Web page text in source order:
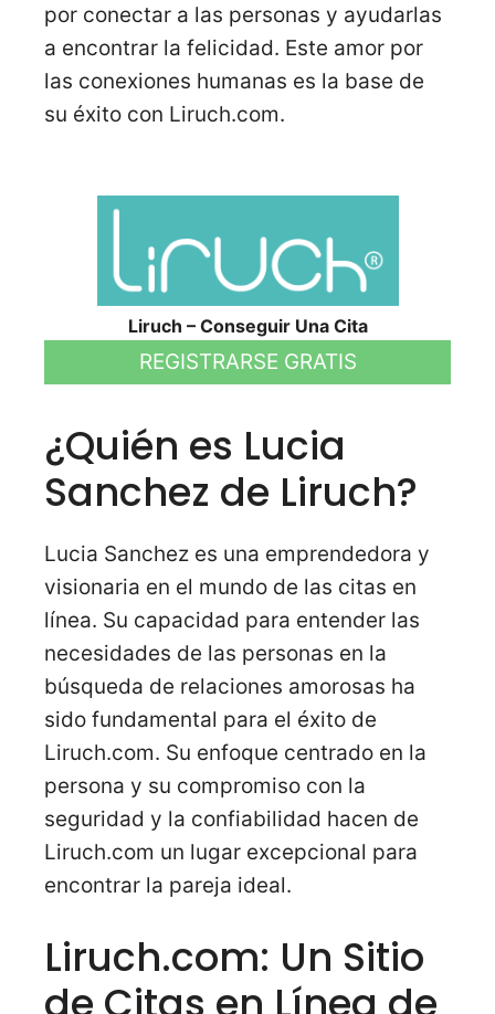
por conectar a las personas y ayudarlas
a encontrar la felicidad. Este amor por
las conexiones humanas es la base de
su éxito con Liruch.com.
Liruch – Conseguir Una Cita
REGISTRARSE GRATIS
¿Quién es Lucia
Sanchez de Liruch?
Lucia Sanchez es una emprendedora y
visionaria en el mundo de las citas en
línea. Su capacidad para entender las
necesidades de las personas en la
búsqueda de relaciones amorosas ha
sido fundamental para el éxito de
Liruch.com. Su enfoque centrado en la
persona y su compromiso con la
seguridad y la confiabilidad hacen de
Liruch.com un lugar excepcional para
encontrar la pareja ideal.
Liruch.com: Un Sitio